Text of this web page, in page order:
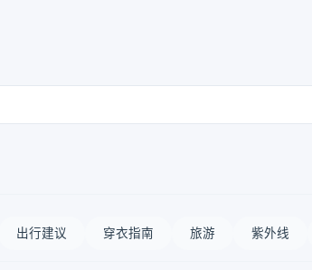
出行建议 穿衣指南 旅游 紫外线